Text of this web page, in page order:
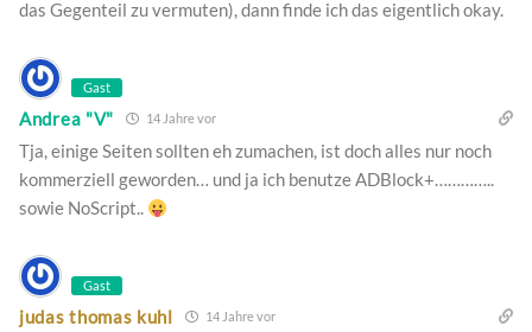
das Gegenteil zu vermuten), dann finde ich das eigentlich okay.
Gast
Andrea "V" 14 Jahre vor
Tja, einige Seiten sollten eh zumachen, ist doch alles nur noch
kommerziell geworden… und ja ich benutze ADBlock+…………..
sowie NoScript..
Gast
judas thomas kuhl 14 Jahre vor